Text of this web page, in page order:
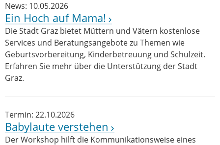
News: 10.05.2026
Ein Hoch auf Mama!
Die Stadt Graz bietet Müttern und Vätern kostenlose
Services und Beratungsangebote zu Themen wie
Geburtsvorbereitung, Kinderbetreuung und Schulzeit.
Erfahren Sie mehr über die Unterstützung der Stadt
Graz.
Termin: 22.10.2026
Babylaute verstehen
Der Workshop hilft die Kommunikationsweise eines